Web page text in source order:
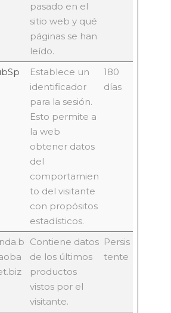
pasado en el
sitio web y qué
páginas se han
leído.
Establece un
identificador
para la sesión.
Esto permite a
la web
obtener datos
del
comportamien
to del visitante
con propósitos
estadísticos.
180
días
Contiene datos
de los últimos
productos
vistos por el
visitante.
Persis
tente